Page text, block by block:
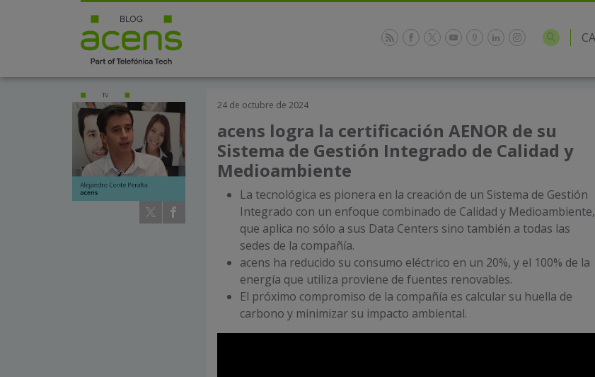
24 de octubre de 2024
acens logra la certificación AENOR de su
Sistema de Gestión Integrado de Calidad y
Medioambiente
La tecnológica es pionera en la creación de un Sistema de Gestión
Integrado con un enfoque combinado de Calidad y Medioambiente,
que aplica no sólo a sus Data Centers sino también a todas las
sedes de la compañía.
acens ha reducido su consumo eléctrico en un 20%, y el 100% de la
energía que utiliza proviene de fuentes renovables.
El próximo compromiso de la compañía es calcular su huella de
carbono y minimizar su impacto ambiental.